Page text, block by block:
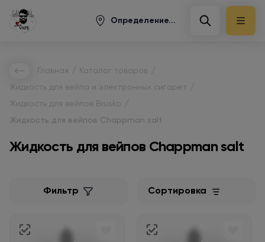
Определение...
Главная Каталог товаров
Жидкость для вейпа и электронных сигарет
Жидкость для вейпов Brusko
Жидкость для вейпов Chappman salt
Жидкость для вейпов Chappman salt
Фильтр Сортировка